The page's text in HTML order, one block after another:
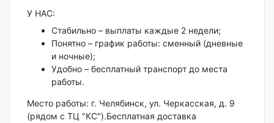
У НАС:
Стабильно – выплаты каждые 2 недели;
Понятно – график работы: сменный (дневные
и ночные);
Удобно – бесплатный транспорт до места
работы.
Место работы: г. Челябинск, ул. Черкасская, д. 9
(рядом с ТЦ "КС").​​​​​​​​​​​​​​Бесплатная доставка